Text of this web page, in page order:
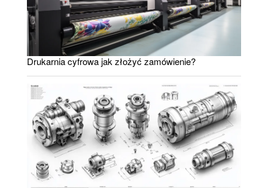
Drukarnia cyfrowa jak złożyć zamówienie?